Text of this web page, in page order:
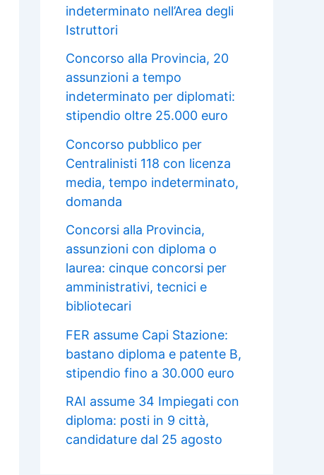
indeterminato nell’Area degli
Istruttori
Concorso alla Provincia, 20
assunzioni a tempo
indeterminato per diplomati:
stipendio oltre 25.000 euro
Concorso pubblico per
Centralinisti 118 con licenza
media, tempo indeterminato,
domanda
Concorsi alla Provincia,
assunzioni con diploma o
laurea: cinque concorsi per
amministrativi, tecnici e
bibliotecari
FER assume Capi Stazione:
bastano diploma e patente B,
stipendio fino a 30.000 euro
RAI assume 34 Impiegati con
diploma: posti in 9 città,
candidature dal 25 agosto